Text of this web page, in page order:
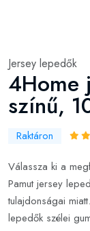
Jersey lepedők
4Home
színű,
Raktáron
Válassza ki a
Pamut jersey
tulajdonságai
lepedők szélei